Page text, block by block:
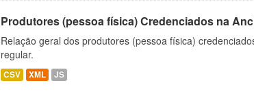
Produtores (pessoa física) Credenciados na
Relação geral dos produtores (pessoa física)
regular.
CSV XML JS